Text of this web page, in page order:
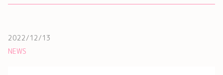
2022/12/13
NEWS